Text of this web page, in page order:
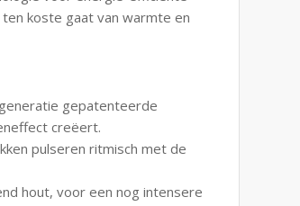
koste gaat van warmte en
gepatenteerde
creëert.
pulseren ritmisch met de
hout, voor een nog intensere